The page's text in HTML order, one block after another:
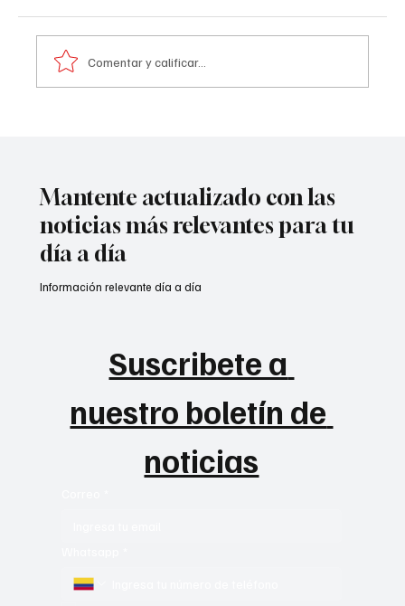
información preliminar, la explosión estuvo
acompañada por ráf@g@s
Comentar y calificar...
Mantente actualizado con las
noticias más relevantes para tu
día a día
Suscribete a
nuestro boletín de
noticias
Información relevante día a día